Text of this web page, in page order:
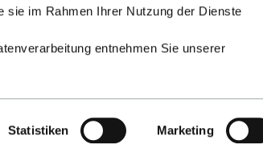
sie im Rahmen Ihrer Nutzung der Dienste
entnehmen Sie unserer
Statistiken Marketing